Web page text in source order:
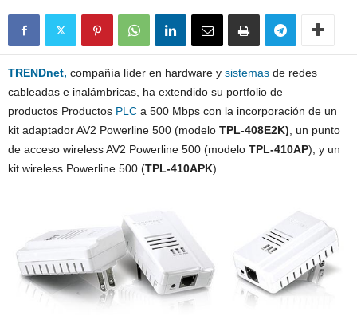
TRENDnet, compañía líder en hardware y sistemas de redes
cableadas e inalámbricas, ha extendido su portfolio de
productos Productos PLC a 500 Mbps con la incorporación de un
kit adaptador AV2 Powerline 500 (modelo TPL-408E2K) , un punto
de acceso wireless AV2 Powerline 500 (modelo TPL-410AP), y un
kit wireless Powerline 500 (TPL-410APK).